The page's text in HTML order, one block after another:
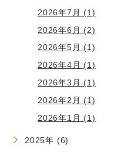
2026年7月 (1)
2026年6月 (2)
2026年5月 (1)
2026年4月 (1)
2026年3月 (1)
2026年2月 (1)
2026年1月 (1)
2025年 (6)